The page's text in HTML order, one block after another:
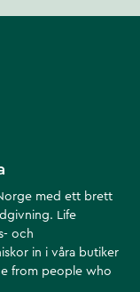
med ett brett
Life
och
in i våra butiker
from people who